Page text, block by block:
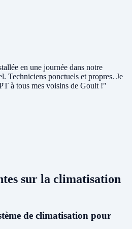
en une journée dans notre
Techniciens ponctuels et propres. Je
à tous mes voisins de Goult !"
sur la climatisation
de climatisation pour